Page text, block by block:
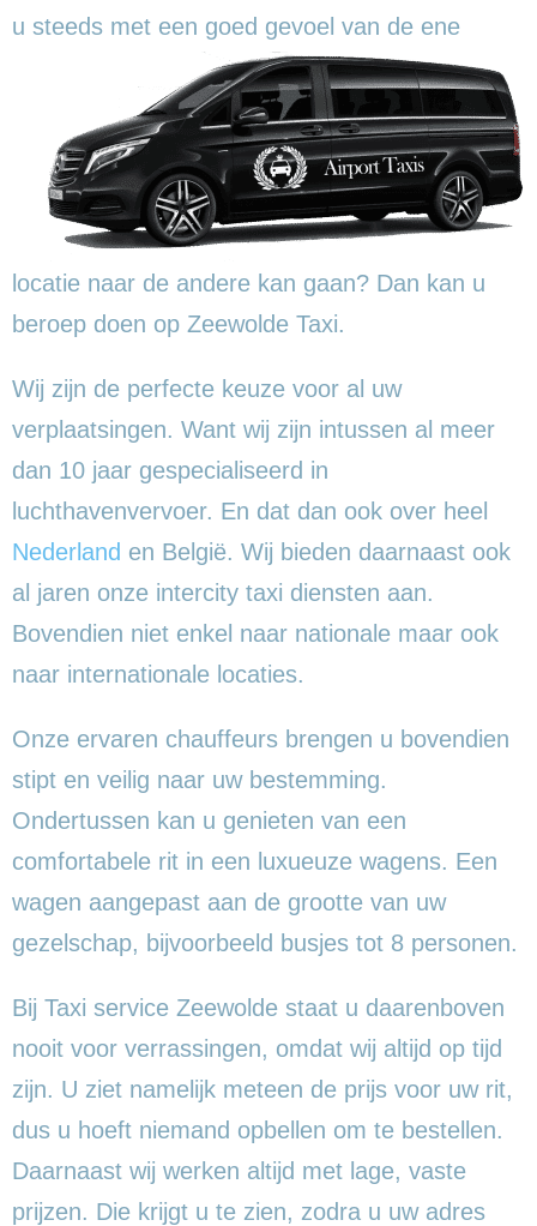
u steeds met een goed gevoel van de ene
locatie naar de andere kan gaan? Dan kan u
beroep doen op Zeewolde Taxi.
Wij zijn de perfecte keuze voor al uw
verplaatsingen. Want wij zijn intussen al meer
dan 10 jaar gespecialiseerd in
luchthavenvervoer. En dat dan ook over heel
Nederland en België. Wij bieden daarnaast ook
al jaren onze intercity taxi diensten aan.
Bovendien niet enkel naar nationale maar ook
naar internationale locaties.
Onze ervaren chauffeurs brengen u bovendien
stipt en veilig naar uw bestemming.
Ondertussen kan u genieten van een
comfortabele rit in een luxueuze wagens. Een
wagen aangepast aan de grootte van uw
gezelschap, bijvoorbeeld busjes tot 8 personen.
Bij Taxi service Zeewolde staat u daarenboven
nooit voor verrassingen, omdat wij altijd op tijd
zijn. U ziet namelijk meteen de prijs voor uw rit,
dus u hoeft niemand opbellen om te bestellen.
Daarnaast wij werken altijd met lage, vaste
prijzen. Die krijgt u te zien, zodra u uw adres